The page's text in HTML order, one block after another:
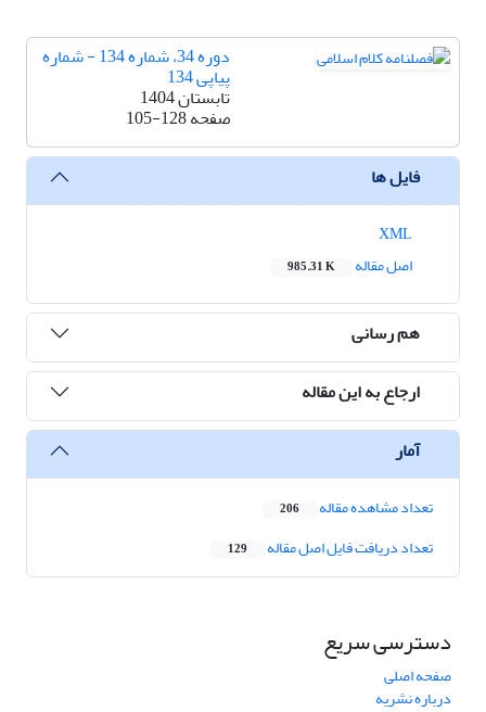
دوره 34، شماره 134 - شماره
پیاپی 134
تابستان 1404
صفحه105-128
فایل ها
اصل مقاله
985.31 K
هم رسانی
ارجاع به این مقاله
آمار
تعداد مشاهده مقاله 206
تعداد دریافت فایل اصل مقاله 129
دسترسی سریع
صفحه اصلی
درباره نشریه